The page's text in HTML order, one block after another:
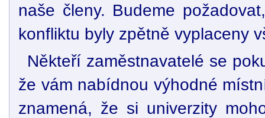
naše členy. Budeme
konfliktu byly zpětně vyplaceny
Někteří zaměstnavatelé se
že vám nabídnou výhodné
znamená, že si univerzity